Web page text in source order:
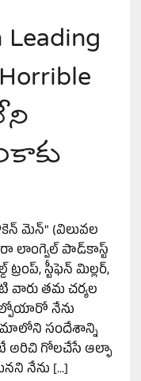
మెన్" (విలువల
సారా లాంగ్వెల్ పాడ్‌కాస్ట్
స్టీఫెన్ మిల్లర్,
తమ చర్యల
నేను
సందేశాన్ని
అరిచి గోలచేసే ఆల్ఫా
నేను […]